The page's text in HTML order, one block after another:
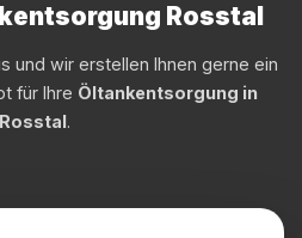
Rosstal
und wir erstellen Ihnen gerne ein
für Ihre Öltankentsorgung in
Rosstal.